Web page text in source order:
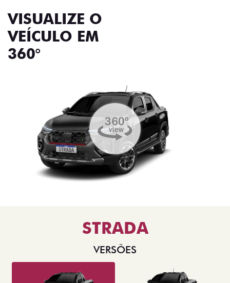
VISUALIZE O
VEÍCULO EM
360°
STRADA
VERSÕES